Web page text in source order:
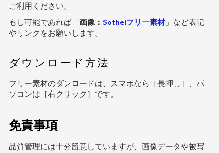
ご利用ください。
もし可能であれば「画像： Sotheiフリー素材」など表記
やリンクをお願いします。
ダウンロード方法
フリー素材のダンロードは、スマホなら［長押し］、パ
ソコンは［右クリック］です。
免責事項
品質管理には十分留意していますが、画像データや被写